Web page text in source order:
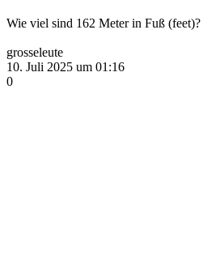
Wie viel sind 162 Meter in Fuß (feet)?
grosseleute
10. Juli 2025 um 01:16
0